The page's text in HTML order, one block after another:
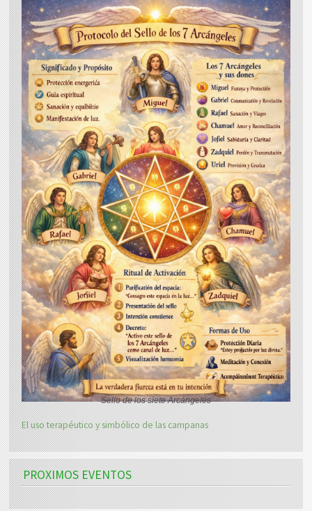
Sello de los siete Arcángeles
El uso terapéutico y simbólico de las campanas
PROXIMOS EVENTOS